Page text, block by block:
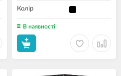
Колір
В наявності